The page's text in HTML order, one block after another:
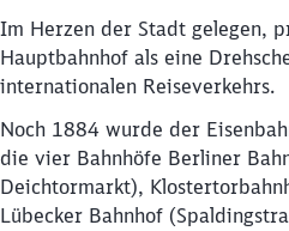
Im Herzen der Stadt gelegen,
Hauptbahnhof als eine
internationalen Reiseverkehrs.
Noch 1884 wurde der
die vier Bahnhöfe Berliner
Deichtormarkt),
Lübecker Bahnhof